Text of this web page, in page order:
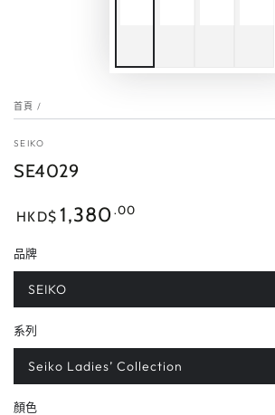
首頁 /
SEIKO
SE4029
正
價
HKD$ 1,380.00
品牌
SEIKO
系列
Seiko Ladies’ Collection
顏色